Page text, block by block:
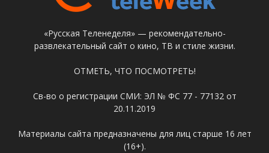
«Русская Теленеделя» — рекомендательно-
развлекательный сайт о кино, ТВ и стиле жизни.
ОТМЕТЬ, ЧТО ПОСМОТРЕТЬ!
Св-во о регистрации СМИ: ЭЛ № ФС 77 - 77132 от
20.11.2019
Материалы сайта предназначены для лиц старше 16 лет
(16+).